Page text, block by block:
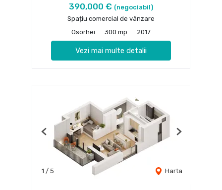
390,000 € (negociabil)
Spațiu comercial de vânzare
Osorhei
300 mp 2017
Vezi mai multe detalii
1 / 5 Harta
Previous Next